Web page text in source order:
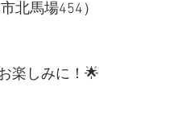
北馬場454）
楽しみに！🌟